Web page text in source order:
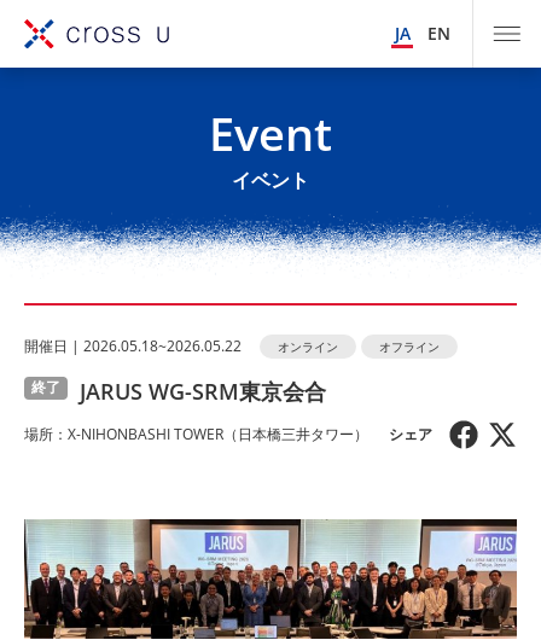
JA EN
Event
イベント
開催⽇ | 2026.05.18~2026.05.22 オンライン オフライン
終了 JARUS WG-SRM東京会合
場所：X-NIHONBASHI TOWER（日本橋三井タワー）